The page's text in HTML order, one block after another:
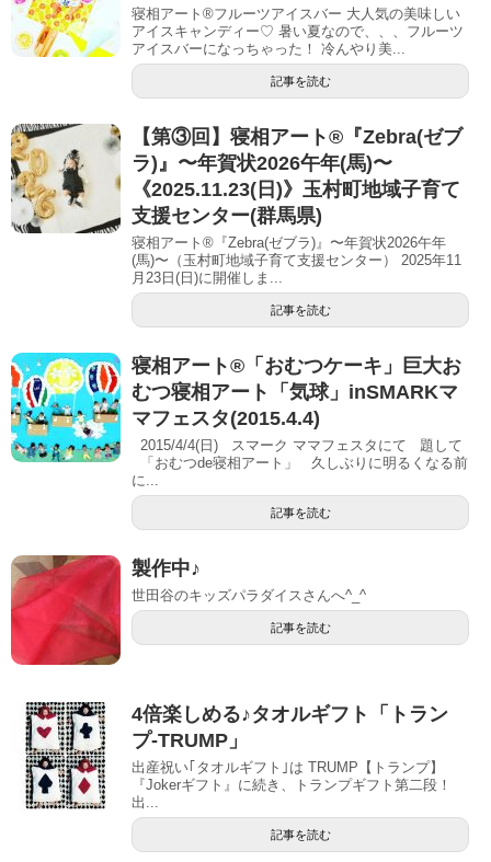
寝相アート®︎フルーツアイスバー 大人気の美味しい
アイスキャンディー♡ 暑い夏なので、、、フルーツ
アイスバーになっちゃった！ 冷んやり美...
記事を読む
【第③回】寝相アート®︎『Zebra(ゼブ
ラ)』〜年賀状2026午年(馬)〜
《2025.11.23(日)》玉村町地域子育て
支援センター(群馬県)
寝相アート®『Zebra(ゼブラ)』〜年賀状2026午年
(馬)〜（玉村町地域子育て支援センター） 2025年11
月23日(日)に開催しま...
記事を読む
寝相アート®「おむつケーキ」巨大お
むつ寝相アート「気球」inSMARKマ
マフェスタ(2015.4.4)
2015/4/4(日) スマーク ママフェスタにて 題して
「おむつde寝相アート」 久しぶりに明るくなる前
に...
記事を読む
製作中♪
世田谷のキッズパラダイスさんへ^_^
記事を読む
4倍楽しめる♪タオルギフト「トラン
プ-TRUMP」
出産祝い｢タオルギフト｣は TRUMP【トランプ】
『Jokerギフト』に続き、トランプギフト第二段！
出...
記事を読む